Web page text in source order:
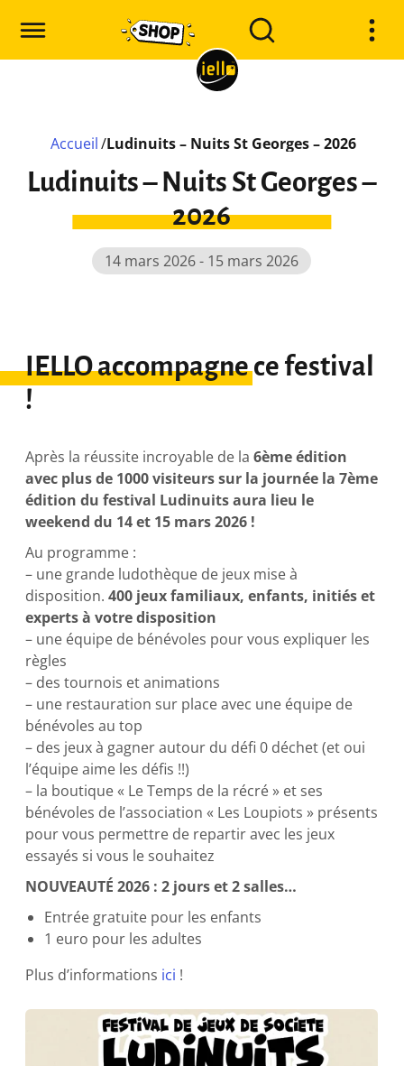
Accueil /Ludinuits – Nuits St Georges – 2026
Ludinuits – Nuits St Georges –
2026
14 mars 2026 - 15 mars 2026
IELLO accompagne ce festival
!
Après la réussite incroyable de la6ème édition
avec plus de 1000 visiteurs sur la journée la 7ème
édition du festival Ludinuits aura lieu le
weekend du 14 et 15 mars 2026 !
Au programme :
– une grande ludothèque de jeux mise à
disposition.400 jeux familiaux, enfants, initiés et
experts à votre disposition
– une équipe de bénévoles pour vous expliquer les
règles
– des tournois et animations
– une restauration sur place avec une équipe de
bénévoles au top
– des jeux à gagner autour du défi 0 déchet (et oui
l’équipe aime les défis !!)
– la boutique « Le Temps de la récré » et ses
bénévoles de l’association « Les Loupiots » présents
pour vous permettre de repartir avec les jeux
essayés si vous le souhaitez
NOUVEAUTÉ 2026 : 2 jours et 2 salles…
Entrée gratuite pour les enfants
1 euro pour les adultes
Plus d’informations ici !